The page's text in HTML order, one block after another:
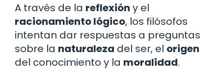
A través de la reflexión y el
racionamiento lógico, los filósofos
intentan dar respuestas a preguntas
sobre la naturaleza del ser, el origen
del conocimiento y la moralidad.